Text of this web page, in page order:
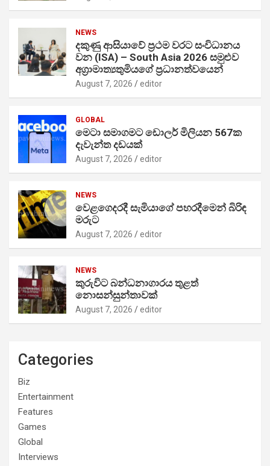
NEWS
දකුණු ආසියාවේ ප්‍රථම වරට සංවිධානය
වන (ISA) – South Asia 2026 සමුළුව
අග්‍රාමාත්‍යතුමියගේ ප්‍රධානත්වයෙන්
August 7, 2026 editor
GLOBAL
මෙටා සමාගමට ඩොලර් මිලියන 567ක
දැවැන්ත දඩයක්
August 7, 2026 editor
NEWS
වෙළගෙදරදී සැමියාගේ පහරදීමෙන් බිරිඳ
මරුට
August 7, 2026 editor
NEWS
කුරුවිට බන්ධනාගාරය තුළත්
නොසන්සුන්තාවක්
August 7, 2026 editor
Categories
Biz
Entertainment
Features
Games
Global
Interviews